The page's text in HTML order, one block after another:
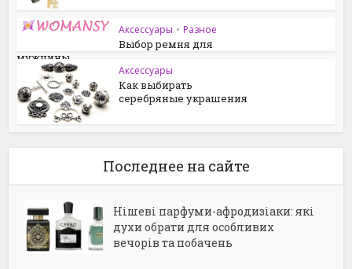
Аксессуары • Разное
Выбор ремня для
мужчины
Аксессуары
Как выбирать
серебряные украшения
Последнее на сайте
Нішеві парфуми-афродизіаки: які
духи обрати для особливих
вечорів та побачень